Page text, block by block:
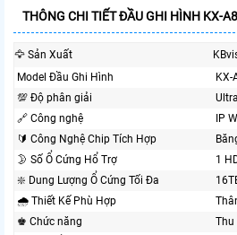
THÔNG CHI TIẾT ĐẦU GHI HÌNH KX-
🦅 Sản Xuất
Model Đầu Ghi Hình
KX-
💯 Độ phân giải
🔗 Công nghệ
IP
🔰 Công Nghệ Chip Tích Hợp
🌛 Số Ổ Cứng Hổ Trợ
1
❇️ Dung Lượng Ổ Cứng Tối Đa
🌧️ Thiết Kế Phù Hợp
♚ Chức năng
Thu